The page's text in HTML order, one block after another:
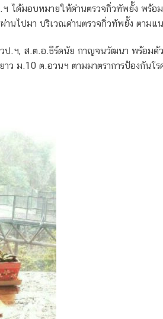
ได้มอบหมายให้ด่านตรวจกิ่วทัพยั้ง พร้
นไปมา บริเวณด่านตรวจกิ่วทัพยั้ง ตาม
ฯ, ส.ต.อ.ธีร์ดนัย​ กาญ​จน​วัฒนา​ พร้อมด้
ม.10 ต.อวนฯ ตามมาตราการป้องกันโ